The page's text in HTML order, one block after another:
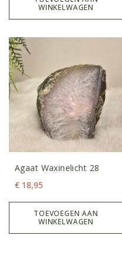
WINKELWAGEN
Agaat Waxinelicht 28
€ 18,95
TOEVOEGEN AAN
WINKELWAGEN